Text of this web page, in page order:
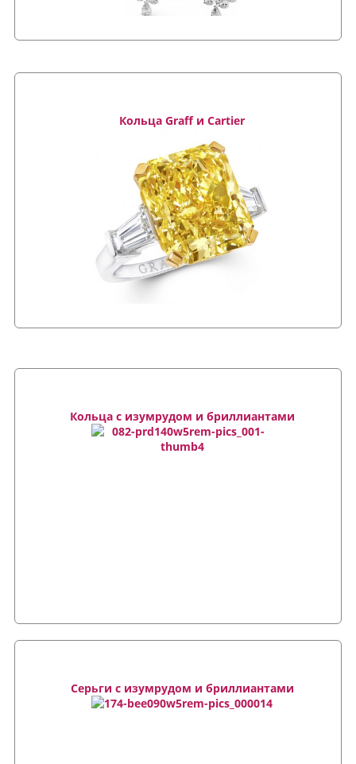
Кольца Graff и Cartier
Кольца с изумрудом и бриллиантами
Серьги с изумрудом и бриллиантами